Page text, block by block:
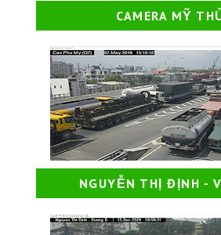
CAMERA MỸ
NGUYỄN THỊ ĐỊNH -